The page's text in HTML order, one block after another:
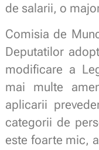
de salarii, o
Comisia de
Deputatilor
modificare a
mai multe
aplicarii
categorii de
este foarte mic,